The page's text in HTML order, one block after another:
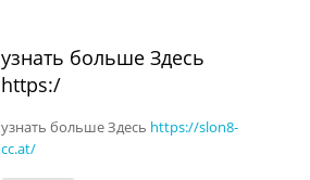
узнать больше Здесь
https:/
узнать больше Здесь https://slon8-
cc.at/